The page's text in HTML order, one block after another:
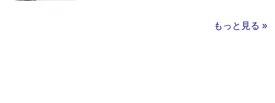
もっと見る »